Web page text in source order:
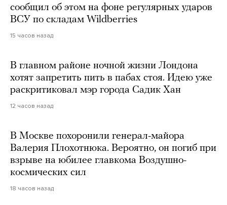
сообщил об этом на фоне регулярных ударов
ВСУ по складам Wildberries
15 часов назад
В главном районе ночной жизни Лондона
хотят запретить пить в пабах стоя. Идею уже
раскритиковал мэр города Садик Хан
12 часов назад
В Москве похоронили генерал-майора
Валерия Плохотнюка. Вероятно, он погиб при
взрыве на юбилее главкома Воздушно-
космических сил
18 часов назад